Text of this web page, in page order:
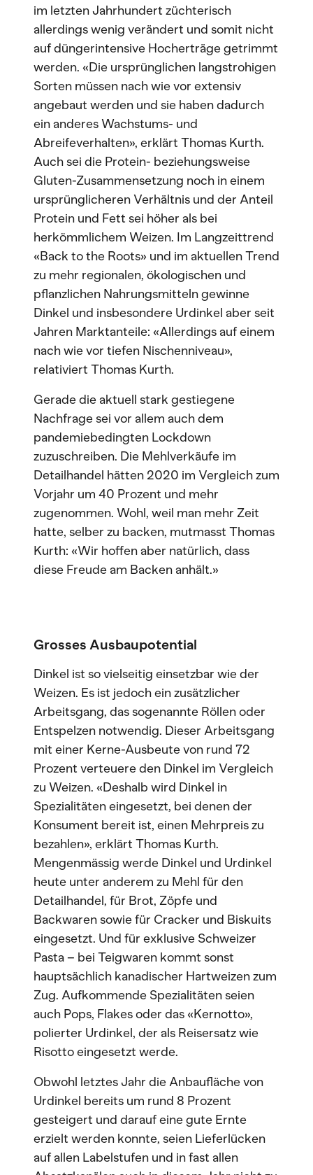
im letzten Jahrhundert züchterisch
allerdings wenig verändert und somit nicht
auf düngerintensive Hocherträge getrimmt
werden. «Die ursprünglichen langstrohigen
Sorten müssen nach wie vor extensiv
angebaut werden und sie haben dadurch
ein anderes Wachstums- und
Abreifeverhalten», erklärt Thomas Kurth.
Auch sei die Protein- beziehungsweise
Gluten-Zusammensetzung noch in einem
ursprünglicheren Verhältnis und der Anteil
Protein und Fett sei höher als bei
herkömmlichem Weizen. Im Langzeittrend
«Back to the Roots» und im aktuellen Trend
zu mehr regionalen, ökologischen und
pflanzlichen Nahrungsmitteln gewinne
Dinkel und insbesondere Urdinkel aber seit
Jahren Marktanteile: «Allerdings auf einem
nach wie vor tiefen Nischenniveau»,
relativiert Thomas Kurth.
Gerade die aktuell stark gestiegene
Nachfrage sei vor allem auch dem
pandemiebedingten Lockdown
zuzuschreiben. Die Mehlverkäufe im
Detailhandel hätten 2020 im Vergleich zum
Vorjahr um 40 Prozent und mehr
zugenommen. Wohl, weil man mehr Zeit
hatte, selber zu backen, mutmasst Thomas
Kurth: «Wir hoffen aber natürlich, dass
diese Freude am Backen anhält.»
Grosses Ausbaupotential
Dinkel ist so vielseitig einsetzbar wie der
Weizen. Es ist jedoch ein zusätzlicher
Arbeitsgang, das sogenannte Röllen oder
Entspelzen notwendig. Dieser Arbeitsgang
mit einer Kerne-Ausbeute von rund 72
Prozent verteuere den Dinkel im Vergleich
zu Weizen. «Deshalb wird Dinkel in
Spezialitäten eingesetzt, bei denen der
Konsument bereit ist, einen Mehrpreis zu
bezahlen», erklärt Thomas Kurth.
Mengenmässig werde Dinkel und Urdinkel
heute unter anderem zu Mehl für den
Detailhandel, für Brot, Zöpfe und
Backwaren sowie für Cracker und Biskuits
eingesetzt. Und für exklusive Schweizer
Pasta – bei Teigwaren kommt sonst
hauptsächlich kanadischer Hartweizen zum
Zug. Aufkommende Spezialitäten seien
auch Pops, Flakes oder das «Kernotto»,
polierter Urdinkel, der als Reisersatz wie
Risotto eingesetzt werde.
Obwohl letztes Jahr die Anbaufläche von
Urdinkel bereits um rund 8 Prozent
gesteigert und darauf eine gute Ernte
erzielt werden konnte, seien Lieferlücken
auf allen Labelstufen und in fast allen